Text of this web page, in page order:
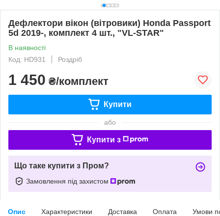
Дефлектори вікон (вітровики) Honda Passport
5d 2019-, комплект 4 шт., "VL-STAR"
В наявності
Код: HD931
Роздріб
1 450 ₴/комплект
Купити
або
Купити з
Що таке купити з Пром?
Замовлення під захистом
Опис Характеристики Доставка Оплата Умови